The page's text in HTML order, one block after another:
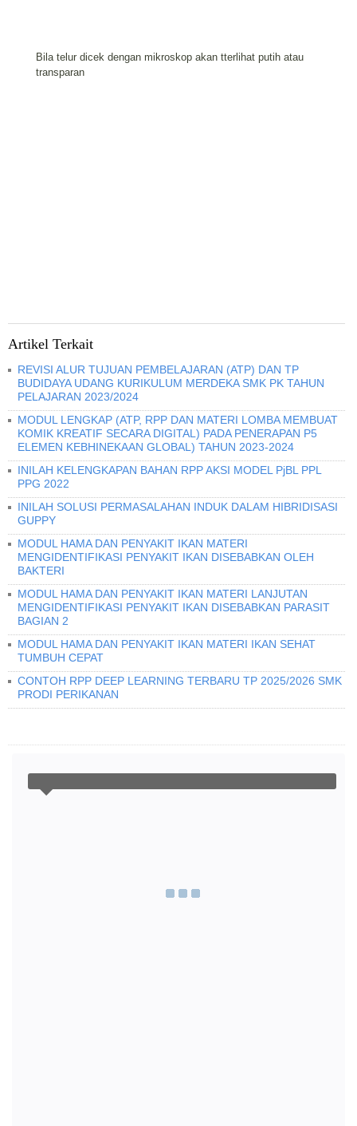
Bila telur dicek dengan mikroskop akan tterlihat putih atau
transparan
Artikel Terkait
REVISI ALUR TUJUAN PEMBELAJARAN (ATP) DAN TP
BUDIDAYA UDANG KURIKULUM MERDEKA SMK PK TAHUN
PELAJARAN 2023/2024
MODUL LENGKAP (ATP, RPP DAN MATERI LOMBA MEMBUAT
KOMIK KREATIF SECARA DIGITAL) PADA PENERAPAN P5
ELEMEN KEBHINEKAAN GLOBAL) TAHUN 2023-2024
INILAH KELENGKAPAN BAHAN RPP AKSI MODEL PjBL PPL
PPG 2022
INILAH SOLUSI PERMASALAHAN INDUK DALAM HIBRIDISASI
GUPPY
MODUL HAMA DAN PENYAKIT IKAN MATERI
MENGIDENTIFIKASI PENYAKIT IKAN DISEBABKAN OLEH
BAKTERI
MODUL HAMA DAN PENYAKIT IKAN MATERI LANJUTAN
MENGIDENTIFIKASI PENYAKIT IKAN DISEBABKAN PARASIT
BAGIAN 2
MODUL HAMA DAN PENYAKIT IKAN MATERI IKAN SEHAT
TUMBUH CEPAT
CONTOH RPP DEEP LEARNING TERBARU TP 2025/2026 SMK
PRODI PERIKANAN